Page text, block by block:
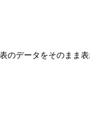
のデータをそのまま